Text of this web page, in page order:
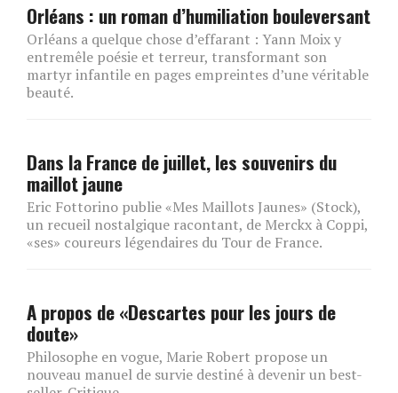
Orléans : un roman d’humiliation bouleversant
Orléans a quelque chose d’effarant : Yann Moix y
entremêle poésie et terreur, transformant son
martyr infantile en pages empreintes d’une véritable
beauté.
Dans la France de juillet, les souvenirs du
maillot jaune
Eric Fottorino publie «Mes Maillots Jaunes» (Stock),
un recueil nostalgique racontant, de Merckx à Coppi,
«ses» coureurs légendaires du Tour de France.
A propos de «Descartes pour les jours de
doute»
Philosophe en vogue, Marie Robert propose un
nouveau manuel de survie destiné à devenir un best-